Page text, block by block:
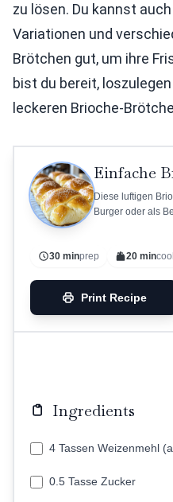
zu lösen. Du kannst
Variationen und
Brötchen gut, um ihre
bist du bereit,
leckeren Brioche-
Einfache
Diese luftigen
Burger oder als
30 minprep 20 min
Print Recipe
Ingredients
4 Tassen Weizenmehl
0.5 Tasse Zucker